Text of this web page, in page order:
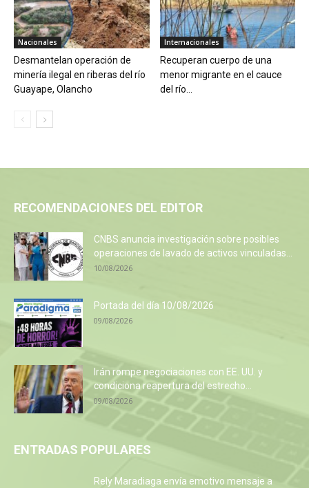
Nacionales
Desmantelan operación de
minería ilegal en riberas del río
Guayape, Olancho
Internacionales
Recuperan cuerpo de una
menor migrante en el cauce
del río...
RECOMENDACIONES DEL EDITOR
CNBS anuncia investigación sobre posibles
operaciones de lavado de activos vinculadas...
10/08/2026
Portada del día 10/08/2026
09/08/2026
Irán rompe negociaciones con EE. UU. y
condiciona reapertura del estrecho...
09/08/2026
ENTRADAS POPULARES
Rely Maradiaga envía emotivo mensaje a